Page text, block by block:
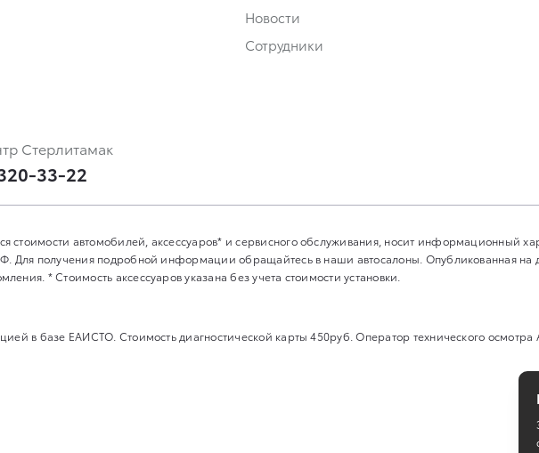
Новости
Сотрудники
Стерлитамак
33-22
стоимости автомобилей, аксессуаров* и сервисного обслуживания, носит информационный
Для получения подробной информации обращайтесь в наши автосалоны. Опубликованная
* Стоимость аксессуаров указана без учета стоимости установки.
в базе ЕАИСТО. Стоимость диагностической карты 450руб. Оператор технического